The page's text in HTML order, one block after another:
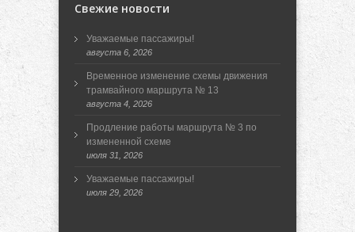
Свежие новости
Уважаемые пассажиры!
августа 6, 2026
Временное изменение схемы движения
трамвайного маршрута № 13
августа 4, 2026
Продление работы маршрута № 3 по
измененной схеме
июля 31, 2026
Уважаемые пассажиры!
июля 29, 2026